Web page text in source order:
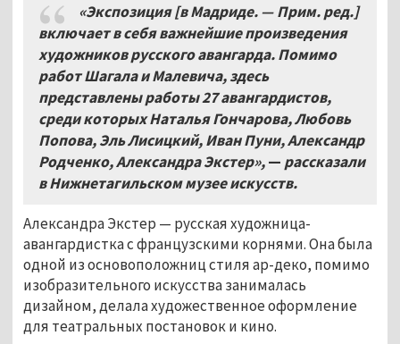
«Экспозиция [в Мадриде. — Прим. ред.]
включает в себя важнейшие произведения
художников русского авангарда. Помимо
работ Шагала и Малевича, здесь
представлены работы 27 авангардистов,
среди которых Наталья Гончарова, Любовь
Попова, Эль Лисицкий, Иван Пуни, Александр
Родченко, Александра Экстер»,— рассказали
в Нижнетагильском музее искусств.
Александра Экстер — русская художница-
авангардистка с французскими корнями. Она была
одной из основоположниц стиля ар-деко, помимо
изобразительного искусства занималась
дизайном, делала художественное оформление
для театральных постановок и кино.